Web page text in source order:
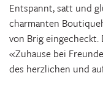
Entspannt, satt und
charmanten
von Brig
«Zuhause bei
des herzlichen und